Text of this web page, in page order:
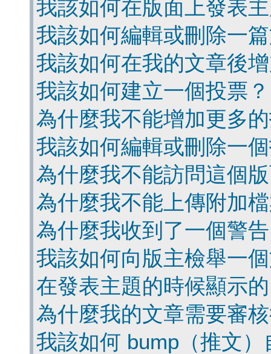
我該如何在版面上發表
我該如何編輯或刪除一
我該如何在我的文章後
我該如何建立一個投票？
為什麼我不能增加更多
我該如何編輯或刪除一
為什麼我不能訪問這個
為什麼我不能上傳附加
為什麼我收到了一個警
我該如何向版主檢舉一
在發表主題的時候顯示
為什麼我的文章需要審
我該如何 bump（推文